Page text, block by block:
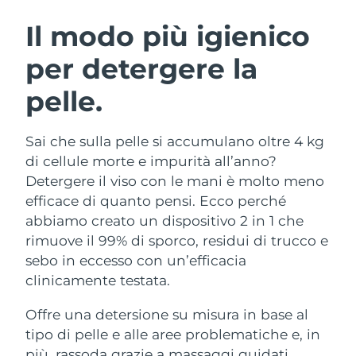
Il modo più igienico
per detergere la
pelle.
Sai che sulla pelle si accumulano oltre 4 kg
di cellule morte e impurità all’anno?
Detergere il viso con le mani è molto meno
efficace di quanto pensi. Ecco perché
abbiamo creato un dispositivo 2 in 1 che
rimuove il 99% di sporco, residui di trucco e
sebo in eccesso con un’efficacia
clinicamente testata.
Offre una detersione su misura in base al
tipo di pelle e alle aree problematiche e, in
Detersione viso
Anti-aging massage
LUNA™ 4 Plus
Massage, LED heating
LUNA™ 4 Men
Microcurrent toning
BEAR™ 2 go
Microcurrent toning on-the-go
BEAR™ 2 eyes & lips
Idratazione
UFO™ 3 pacchetto
Deep facial hydration
Near-infrared and red light therapy
device
Igiene orale
issa™ 4
Hybrid silicone sonic toothbrush
Smart hybrid silicone sonic toothbrush
TRATTAMENTI ANTI-AGE FAQ™
Anti-age Trattamenti LED
Austria Consegna stimata 08/08/2026
Bahrein Consegna stimata
Belgio
Bermuda Consegna stimata14/08/2026
Bosnia ed
Erzegovina
Consegna stimata11/08/2026
Brunei Consegna stimata 13/08/2026
Bulgaria Consegna stimata
Cile Consegna stimata12/08/2026